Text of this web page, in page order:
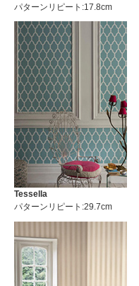
パターンリピート:17.8cm
Tessella
パターンリピート:29.7cm